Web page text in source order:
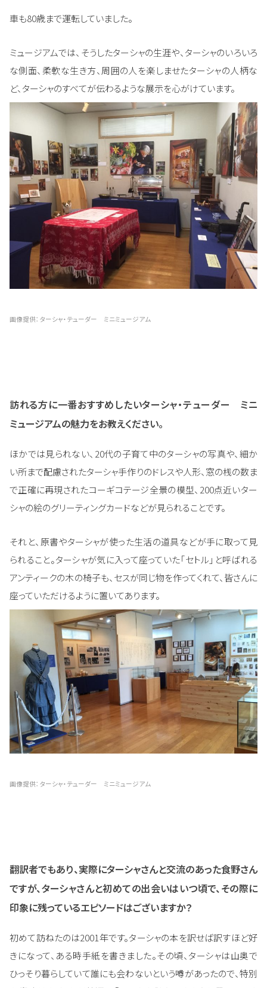
車も80歳まで運転していました。
ミュージアムでは、そうしたターシャの生涯や、ターシャのいろいろ
な側面、柔軟な生き方、周囲の人を楽しませたターシャの人柄な
ど、ターシャのすべてが伝わるような展示を心がけています。
画像提供：ターシャ・テューダー ミニミュージアム
訪れる方に一番おすすめしたいターシャ・テューダー ミニ
ミュージアムの魅力をお教えください。
ほかでは見られない、20代の子育て中のターシャの写真や、細か
い所まで配慮されたターシャ手作りのドレスや人形、窓の桟の数ま
で正確に再現されたコーギコテージ全景の模型、200点近いター
シャの絵のグリーティングカードなどが見られることです。
それと、原書やターシャが使った生活の道具などが手に取って見
られること。ターシャが気に入って座っていた「セトル」と呼ばれる
アンティークの木の椅子も、セスが同じ物を作ってくれて、皆さんに
座っていただけるように置いてあります。
画像提供：ターシャ・テューダー ミニミュージアム
翻訳者でもあり、実際にターシャさんと交流のあった食野さん
ですが、ターシャさんと初めての出会いはいつ頃で、その際に
印象に残っているエピソードはございますか？
初めて訪ねたのは2001年です。ターシャの本を訳せば訳すほど好
きになって、ある時手紙を書きました。その頃、ターシャは山奥で
ひっそり暮らしていて誰にも会わないという噂があったので、特別